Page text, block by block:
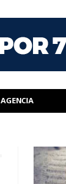
AGENCIA